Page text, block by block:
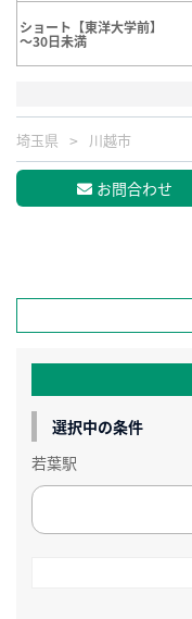
ショート【東洋大学前】
～30日未満
埼玉県 川越市
お問合わせ
選択中の条件
若葉駅